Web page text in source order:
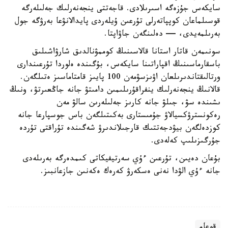
سايكەس جۇزەگە اسىرىلادى. قاجەتتى ينجەنەرلىك جەلىلەرگە
قوسىلماعان كوپپاتەرلى تۇرعىن ۇيلەردى پايدالانۋعا بەرۋگە جول
بەرىلمەيدى، — دەلىنگەن جاۋاپتا.
سونىمەن قاتار استانا قالاسىنىڭ كوممۋنالدىق شارۋاشىلىق
باسقارماسىنىڭ اقپاراتىنا سايكەس، بۇگىندە ەلوردا تۇرعىندارى
ورتالىقتاندىرىلعان اۋىزسۋمەن 100 پايىز قامتاماسىز ەتىلگەن.
قالانىڭ ينجەنەرلىك ينفراقۇرىلىمىن دامىتۋ جانە جاڭعىرتۋ، ونىڭ
ىشىندە سۋ، جىلۋ جانە كارىز جەلىلەرىن سالۋ مەن
رەكونسترۋكسيالاۋ جۇمىستارى بەكىتىلگەن باس جوسپارعا جانە
كوزدەلگەن بيۋدجەتتىك قارجىلاندىرۋ شەگىندە تۇراقتى تۇردە
جۇرگىزىلىپ كەلەدى.
بۇعان دەيىن، تۇرعىن ءۇي سەرتيفيكاتى كىمدەرگە بەرىلەدى
جانە ءۇي الۋدا نەنى ەسكەرۋ كەرەك ەكەنىن جازعانبىز.